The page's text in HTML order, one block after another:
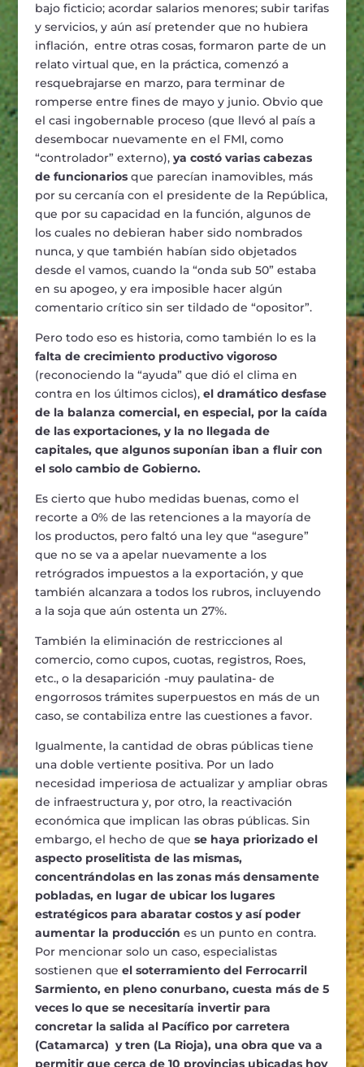
bajo ficticio; acordar salarios menores; subir tarifas
y servicios, y aún así pretender que no hubiera
inflación, entre otras cosas, formaron parte de un
relato virtual que, en la práctica, comenzó a
resquebrajarse en marzo, para terminar de
romperse entre fines de mayo y junio. Obvio que
el casi ingobernable proceso (que llevó al país a
desembocar nuevamente en el FMI, como
“controlador” externo),ya costó varias cabezas
de funcionariosque parecían inamovibles, más
por su cercanía con el presidente de la República,
que por su capacidad en la función, algunos de
los cuales no debieran haber sido nombrados
nunca, y que también habían sido objetados
desde el vamos, cuando la “onda sub 50” estaba
en su apogeo, y era imposible hacer algún
comentario crítico sin ser tildado de “opositor”.
Pero todo eso es historia, como también lo es la
falta de crecimiento productivo vigoroso
(reconociendo la “ayuda” que dió el clima en
contra en los últimos ciclos), el dramático desfase
de la balanza comercial, en especial, por la caída
de las exportaciones, y la no llegada de
capitales, que algunos suponían iban a fluir con
el solo cambio de Gobierno.
Es cierto que hubo medidas buenas, como el
recorte a 0% de las retenciones a la mayoría de
los productos, pero faltó una ley que “asegure”
que no se va a apelar nuevamente a los
retrógrados impuestos a la exportación, y que
también alcanzara a todos los rubros, incluyendo
a la soja que aún ostenta un 27%.
También la eliminación de restricciones al
comercio, como cupos, cuotas, registros, Roes,
etc., o la desaparición -muy paulatina- de
engorrosos trámites superpuestos en más de un
caso, se contabiliza entre las cuestiones a favor.
Igualmente, la cantidad de obras públicas tiene
una doble vertiente positiva. Por un lado
necesidad imperiosa de actualizar y ampliar obras
de infraestructura y, por otro, la reactivación
económica que implican las obras públicas. Sin
embargo, el hecho de que se haya priorizado el
aspecto proselitista de las mismas,
concentrándolas en las zonas más densamente
pobladas, en lugar de ubicar los lugares
estratégicos para abaratar costos y así poder
aumentar la producción es un punto en contra.
Por mencionar solo un caso, especialistas
sostienen que el soterramiento del Ferrocarril
Sarmiento, en pleno conurbano, cuesta más de 5
veces lo que se necesitaría invertir para
concretar la salida al Pacífico por carretera
(Catamarca) y tren (La Rioja), una obra que va a
permitir que cerca de 10 provincias ubicadas hoy